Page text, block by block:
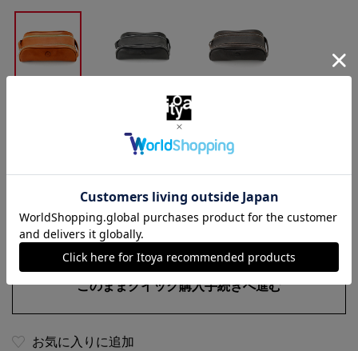
お気に入りに追加